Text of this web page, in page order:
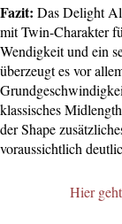
Fazit: Das Delight
mit Twin-Charakter
Wendigkeit und ein
überzeugt es vor
klassisches
der Shape
voraussichtlich
Hier